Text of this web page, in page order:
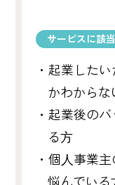
サービスに該
・起業した
かわからな
・起業後の
る⽅
・個⼈事業
悩んでいる